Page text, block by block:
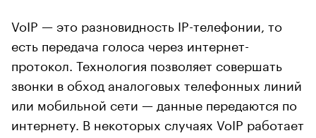
VoIP — это разновидность IP-телефонии, то
есть передача голоса через интернет-
протокол. Технология позволяет совершать
звонки в обход аналоговых телефонных линий
или мобильной сети — данные передаются по
интернету. В некоторых случаях VoIP работает